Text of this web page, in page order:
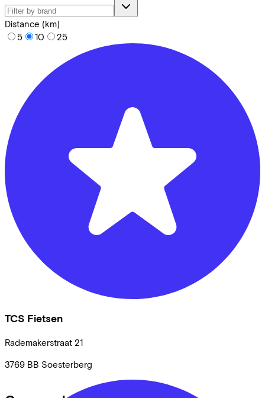
Distance (km)
5
10 25
TCS Fietsen
Rademakerstraat 21
3769 BB Soesterberg